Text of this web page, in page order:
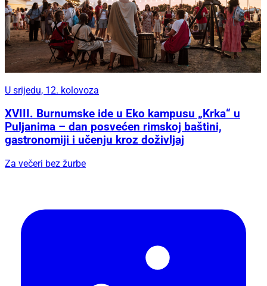
U srijedu, 12. kolovoza
XVIII. Burnumske ide u Eko kampusu „Krka“ u
Puljanima – dan posvećen rimskoj baštini,
gastronomiji i učenju kroz doživljaj
Za večeri bez žurbe